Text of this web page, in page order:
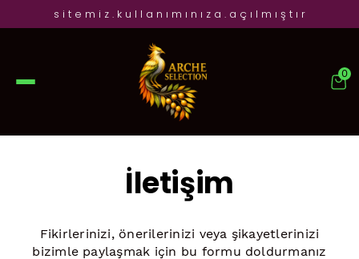
s i t e m i z . k u l l a n ı m ı n ı z a . a ç ı l m ı ş t ı r
0
İletişim
Fikirlerinizi, önerilerinizi veya şikayetlerinizi
bizimle paylaşmak için bu formu doldurmanız